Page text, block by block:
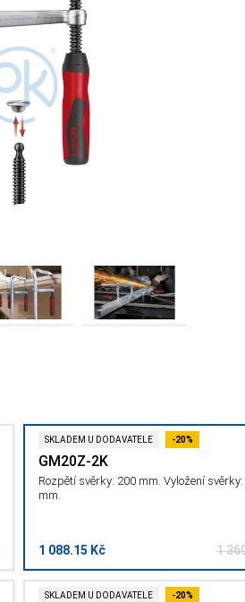
SKLADEM U DODAVATELE -20%
GM20Z-2K
Rozpětí svěrky: 200 mm. Vyložení
mm.
1
1 088.15 Kč
SKLADEM U DODAVATELE -20%